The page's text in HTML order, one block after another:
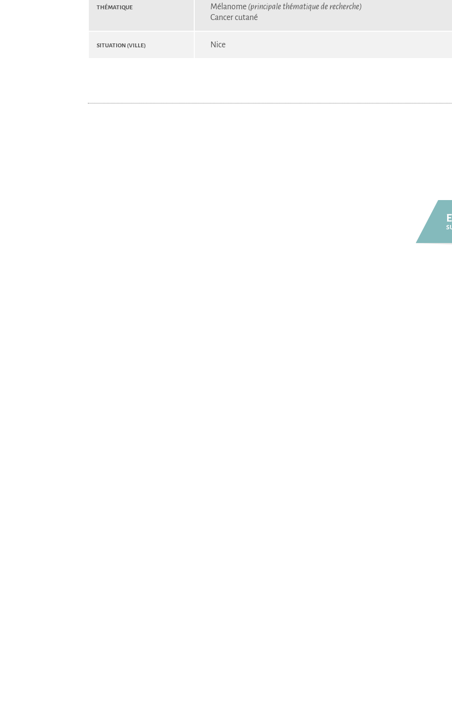
Thématique Mélanome (principale thématique de recherche)
Cancer cutané
Situation (Ville) Nice